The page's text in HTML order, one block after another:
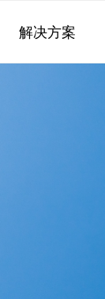
解决方案